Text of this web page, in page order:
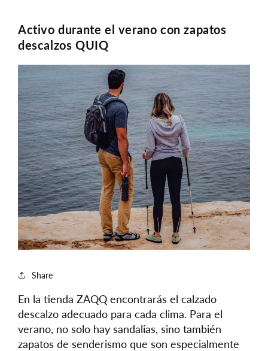
Activo durante el verano con zapatos
descalzos QUIQ
Share
En la tienda ZAQQ encontrarás el calzado
descalzo adecuado para cada clima. Para el
verano, no solo hay sandalias, sino también
zapatos de senderismo que son especialmente